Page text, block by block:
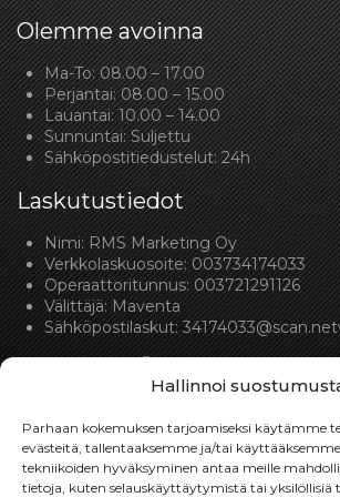
Hallinnoi
Parhaan kokemuksen tarjoamiseksi käytämme
evästeitä, tallentaaksemme ja/tai
tekniikoiden hyväksyminen antaa meille
tietoja, kuten selauskäyttäytymistä tai yksilöllisiä
Olemme avoinna
Ma-To: 08.00 – 17.00
Perjantai: 08.00 – 15.00
Lauantai: 10.00 – 14.00
Sunnuntai: Suljettu
Sähköpostitiedustelut: 24h
Laskutustiedot
Nimi: RMS Marketing Oy
Verkkolaskuosoite: 003734174033
Operaattoritunnus: 003721291126
Välittäjä: Maventa
Sähköpostilaskut:
Toimitukset